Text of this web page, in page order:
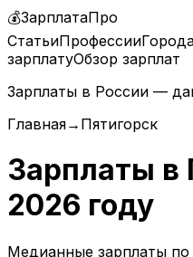
💰ЗарплатаПро
СтатьиПрофессии
зарплатуОбзор зарплат
Зарплаты в России —
Главная→ Пятигорск
Зарплаты в
2026 году
Медианные зарплаты по